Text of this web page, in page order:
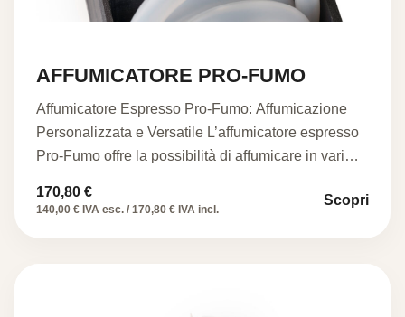
AFFUMICATORE PRO-FUMO
Affumicatore Espresso Pro-Fumo: Affumicazione
Personalizzata e Versatile L’affumicatore espresso
Pro-Fumo offre la possibilità di affumicare in vari
170,80 €
140,00 € IVA esc. / 170,80 € IVA incl.
Scopri